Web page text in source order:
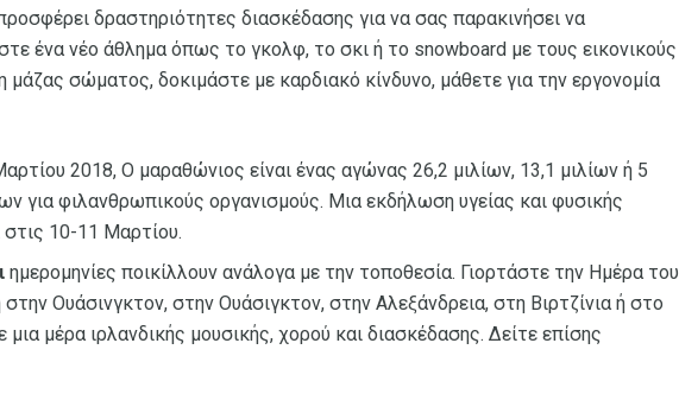
δραστηριότητες διασκέδασης για να σας παρακινήσει να
ένα νέο άθλημα όπως το γκολφ, το σκι ή το snowboard με τους εικονικούς
σώματος, δοκιμάστε με καρδιακό κίνδυνο, μάθετε για την εργονομία
2018, Ο μαραθώνιος είναι ένας αγώνας 26,2 μιλίων, 13,1 μιλίων ή 5
για φιλανθρωπικούς οργανισμούς. Μια εκδήλωση υγείας και φυσικής
10-11 Μαρτίου.
ημερομηνίες ποικίλλουν ανάλογα με την τοποθεσία. Γιορτάστε την Ημέρα του
Ουάσινγκτον, στην Ουάσιγκτον, στην Αλεξάνδρεια, στη Βιρτζίνια ή στο
μέρα ιρλανδικής μουσικής, χορού και διασκέδασης. Δείτε επίσης